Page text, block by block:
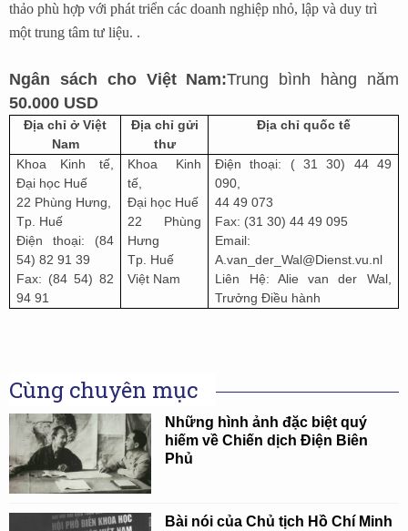
thảo phù hợp với phát triển các doanh nghiệp nhỏ, lập và duy trì
một trung tâm tư liệu. .
Ngân sách cho Việt Nam:Trung bình hàng năm
50.000 USD
Địa chỉ ở Việt
Nam
Địa chỉ gửi
thư
Địa chỉ quốc tế
Khoa Kinh tế,
Đại học Huế
22 Phùng Hưng,
Tp. Huế
Điện thoại: (84
54) 82 91 39
Fax: (84 54) 82
94 91
Khoa Kinh
tế,
Đại học Huế
22 Phùng
Hưng
Tp. Huế
Việt Nam
Điện thoại: ( 31 30) 44 49
090,
44 49 073
Fax: (31 30) 44 49 095
Email:
A.van_der_Wal@Dienst.vu.nl
Liên Hệ: Alie van der Wal,
Trưởng Điều hành
Cùng chuyên mục
Những hình ảnh đặc biệt quý
hiếm về Chiến dịch Điện Biên
Phủ
Bài nói của Chủ tịch Hồ Chí Minh